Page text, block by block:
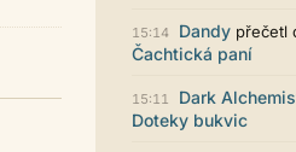
svou druhou sbírku.
formátu pdf. Budu
sobě, dostupná je
https://
15:14 Dandy přečetl
Čachtická paní
15:11 Dark
Doteky bukvic